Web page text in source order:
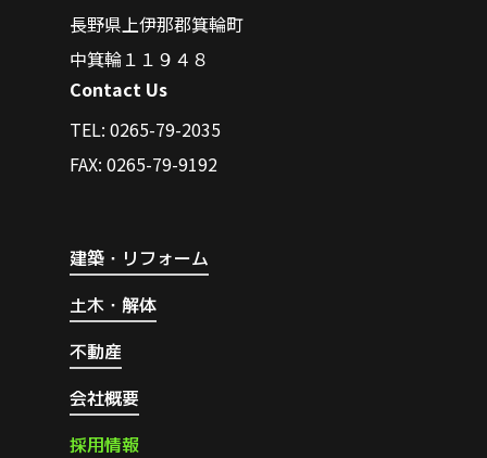
長野県上伊那郡箕輪町
中箕輪１１９４８
Contact Us
TEL: 0265-79-2035
FAX: 0265-79-9192
建築・リフォーム
土木・解体
不動産
会社概要
採用情報